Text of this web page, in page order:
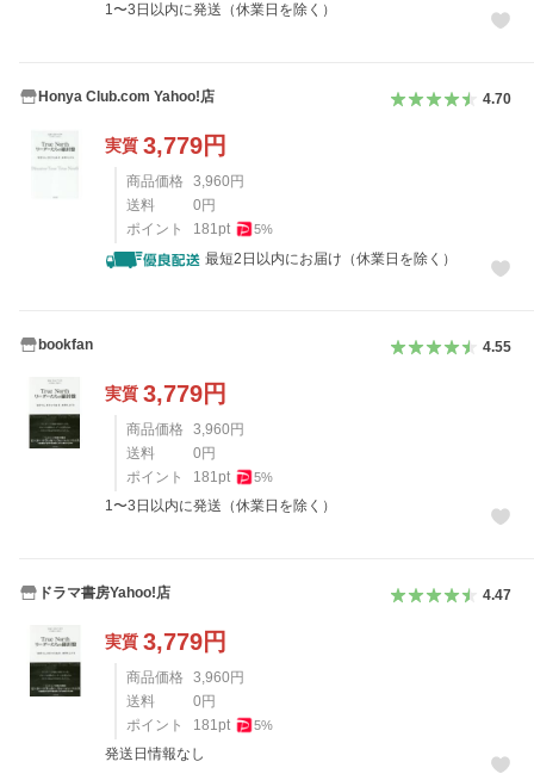
1〜3日以内に発送（休業日を除く）
Honya Club.com Yahoo!店 4.70
実質 3,779円
商品価格 3,960 円
送料
0 円
ポイント
181pt 5%
最短2日以内にお届け（休業日を除く）
bookfan 4.55
実質 3,779円
商品価格 3,960 円
送料
0 円
ポイント
181pt 5%
1〜3日以内に発送（休業日を除く）
ドラマ書房Yahoo!店 4.47
実質 3,779円
商品価格 3,960 円
送料
0 円
ポイント
181pt 5%
発送日情報なし